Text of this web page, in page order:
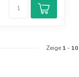
Zeige 1 - 10